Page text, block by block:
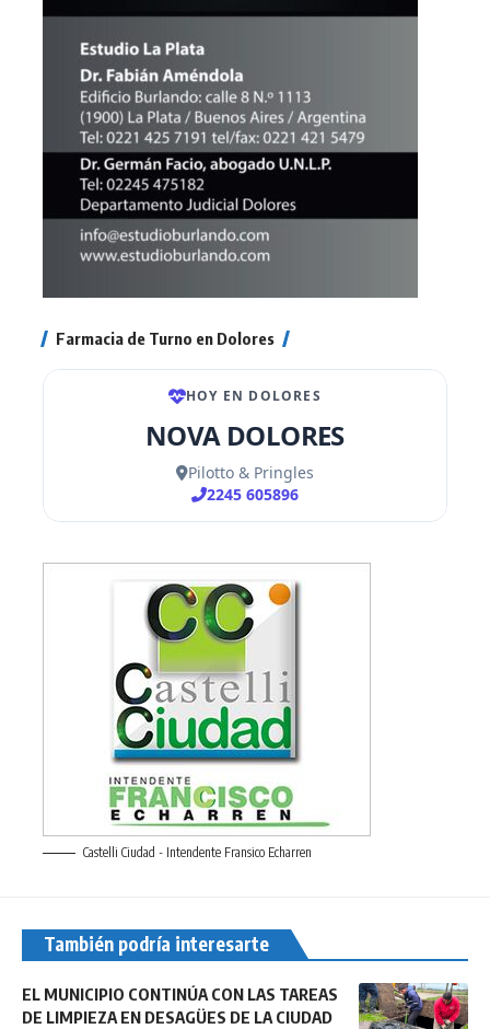
Farmacia de Turno en Dolores
Castelli Ciudad - Intendente Fransico Echarren
También podría interesarte
EL MUNICIPIO CONTINÚA CON LAS TAREAS
DE LIMPIEZA EN DESAGÜES DE LA CIUDAD